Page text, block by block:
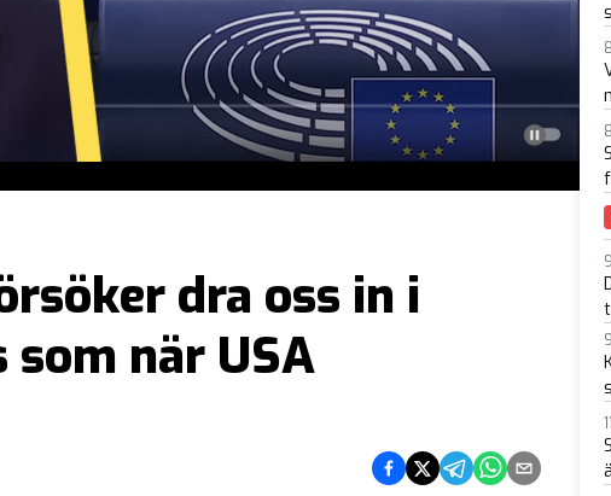
dra oss in i
när USA
Dela på Facebook
Dela på Twitter
Dela på Telegram
Dela påDela via e-